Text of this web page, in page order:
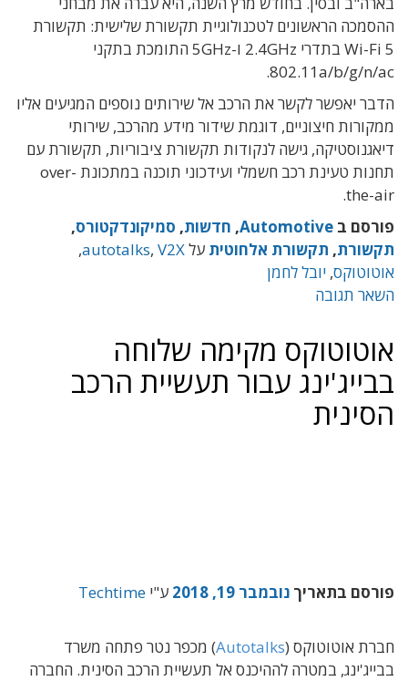
ההסמכה הראשונים לטכנולוגיית תקשורת שלישית: תקשורת
Wi-Fi 5 בתדרי 2.4GHz ו-5GHz התומכת בתקני
802.11a/b/g/n/ac.
הדבר יאפשר לקשר את הרכב אל שירותים נוספים המגיעים אליו
ממקורות חיצוניים, דוגמת שידור מידע מהרכב, שירותי
דיאגנוסטיקה, גישה לנקודות תקשורת ציבוריות, תקשורת עם
תחנות טעינת רכב חשמלי ועידכוני תוכנה במתכונת over-
the-air.
פורסם ב Automotive
, חדשות, סמיקונדקטורס,
תקשורת, תקשורת אלחוטית על autotalks, V2X
,
אוטוטוקס, יובל לחמן
השאר תגובה
אוטוטוקס מקימה שלוחה
בבייג'ינג עבור תעשיית הרכב
הסינית
פורסם בתאריך נובמבר 19, 2018 ע"י Techtime
חברת אוטוטוקס (Autotalks) מכפר נטר פתחה משרד
בבייג'ינג, במטרה לההיכנס אל תעשיית הרכב הסינית. החברה